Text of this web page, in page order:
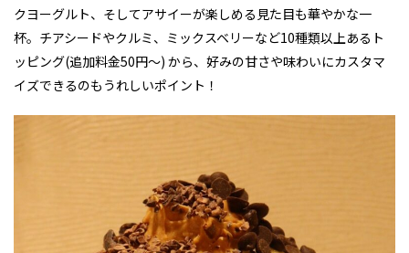
クヨーグルト、そしてアサイーが楽しめる見た目も華やかな一
杯。チアシードやクルミ、ミックスベリーなど10種類以上あるト
ッピング(追加料金50円～) から、好みの甘さや味わいにカスタマ
イズできるのもうれしいポイント！